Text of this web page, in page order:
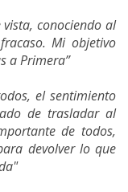
conociendo al
Mi objetivo
a Primera”
el sentimiento
de trasladar al
de todos,
devolver lo que